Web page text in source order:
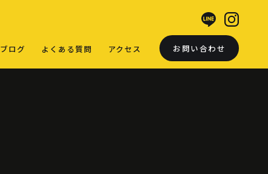
ブログ よくある質問 アクセス お問い合わせ